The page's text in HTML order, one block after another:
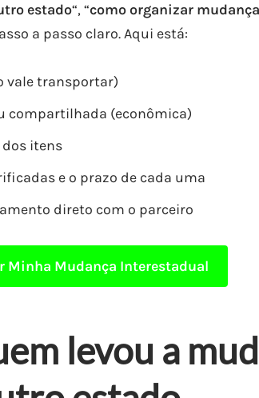
estado“, “como organizar
a passo claro. Aqui está:
vale transportar)
compartilhada (econômica)
itens
e o prazo de cada uma
direto com o parceiro
Minha Mudança Interestadual
levou a